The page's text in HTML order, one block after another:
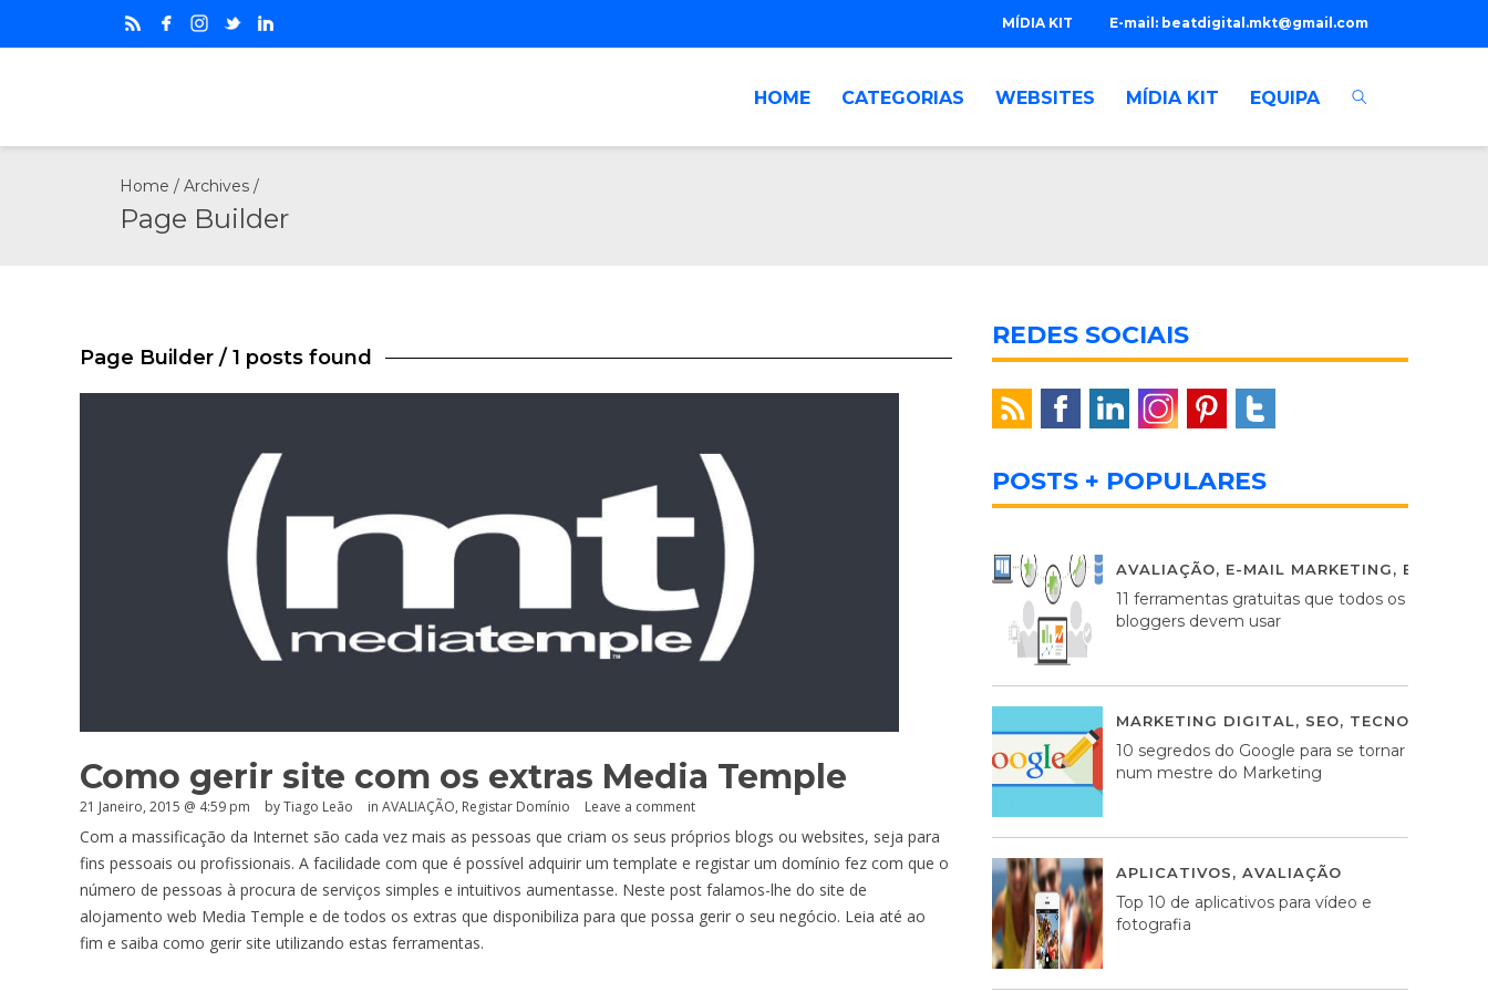
E-mail: beatdigital.mkt@gmail.com
MÍDIA KIT
HOME CATEGORIAS WEBSITES MÍDIA KIT EQUIPA
Home / Archives /
Page Builder
Page Builder / 1 posts found
Como gerir site com os extras Media Temple
21 Janeiro, 2015 @ 4:59 pm by Tiago Leão in AVALIAÇÃO, Registar Domínio Leave a comment
Com a massificação da Internet são cada vez mais as pessoas que criam os seus próprios blogs ou websites, seja para
fins pessoais ou profissionais. A facilidade com que é possível adquirir um template e registar um domínio fez com que o
número de pessoas à procura de serviços simples e intuitivos aumentasse. Neste post falamos-lhe do site de
alojamento web Media Temple e de todos os extras que disponibiliza para que possa gerir o seu negócio. Leia até ao
fim e saiba como gerir site utilizando estas ferramentas.
REDES SOCIAIS
POSTS + POPULARES
AVALIAÇÃO, E-MAIL MARKETING,
11 ferramentas gratuitas que todos os
bloggers devem usar
MARKETING DIGITAL, SEO, TECNOLOGIA
10 segredos do Google para se tornar
num mestre do Marketing
APLICATIVOS, AVALIAÇÃO
Top 10 de aplicativos para vídeo e
fotografia